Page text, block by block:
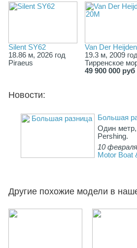
Silent SY62
18.86 м, 2026 год
Piraeus
Van Der
19.3 м, 2009 год
Тирренское
49 900 000 руб
Новости:
Большая
Один
Pershing.
10
Motor Boat
Другие похожие модели в